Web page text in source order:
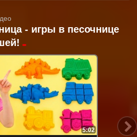
- игры в песочнице
5:02